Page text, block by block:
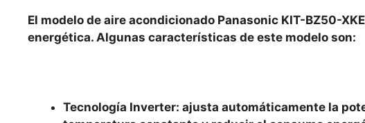
El modelo de aire acondicionado Panasonic KIT-BZ50-
energética. Algunas características de este modelo son:
Tecnología Inverter: ajusta automáticamente la